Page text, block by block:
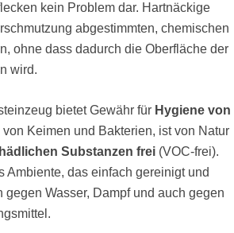
kein Problem dar. Hartnäckige
abgestimmten, chemischen
ohne dass dadurch die Oberfläche der
wird.
bietet Gewähr für Hygiene von
Keimen und Bakterien, ist von Natur
Substanzen frei (VOC-frei).
Ambiente, das einfach gereinigt und
Wasser, Dampf und auch gegen